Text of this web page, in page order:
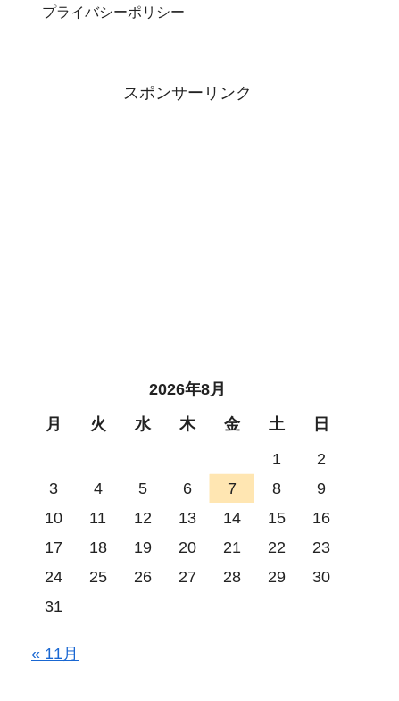
プライバシーポリシー
スポンサーリンク
2026年8月
月
火 水 木 金 土
日
1
2
3
4 5 6 7 8
9
10
11 12 13 14 15
16
17
18 19 20 21 22
23
24
25 26 27 28 29
30
31
« 11月